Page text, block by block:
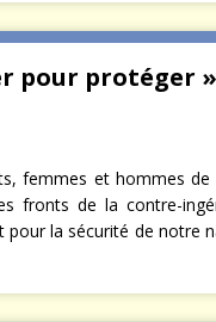
pour protéger »
femmes et hommes de
fronts de la contre-
pour la sécurité de notre